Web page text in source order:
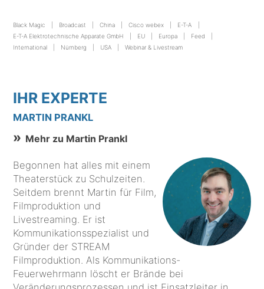
Black Magic Broadcast China Cisco webex
E-T-A
E-T-A Elektrotechnische Apparate GmbH
EU Europa
Feed
International
Nürnberg USA Webinar & Livestream
IHR EXPERTE
MARTIN PRANKL
Mehr zu Martin Prankl
Begonnen hat alles mit einem
Theaterstück zu Schulzeiten.
Seitdem brennt Martin für Film,
Filmproduktion und
Livestreaming. Er ist
Kommunikationsspezialist und
Gründer der STREAM
Filmproduktion. Als Kommunikations-
Feuerwehrmann löscht er Brände bei